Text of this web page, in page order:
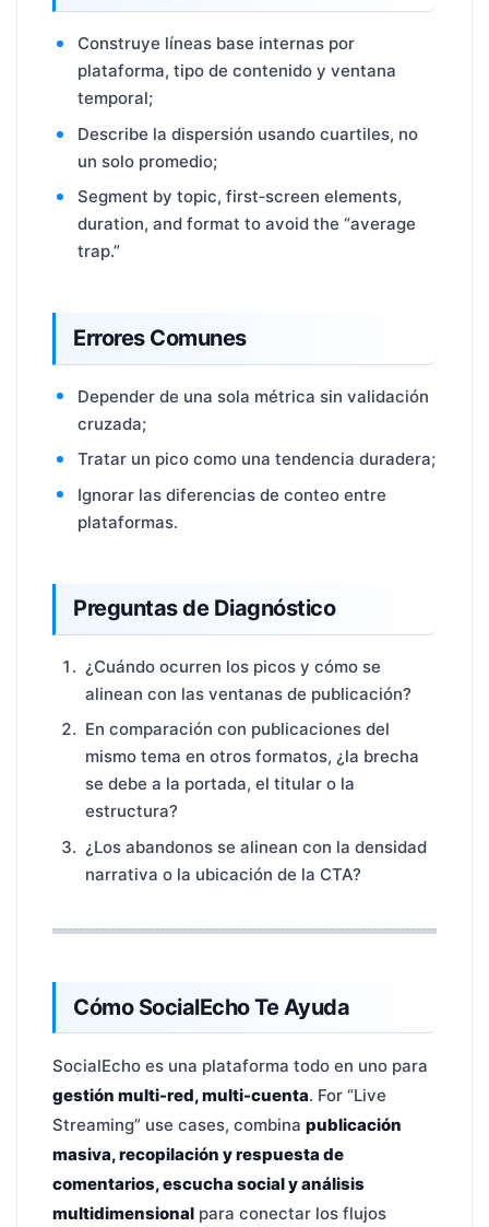
Construye líneas base internas por
plataforma, tipo de contenido y ventana
temporal;
Describe la dispersión usando cuartiles, no
un solo promedio;
Segment by topic, first‑screen elements,
duration, and format to avoid the “average
trap.”
Errores Comunes
Depender de una sola métrica sin validación
cruzada;
Tratar un pico como una tendencia duradera;
Ignorar las diferencias de conteo entre
plataformas.
Preguntas de Diagnóstico
¿Cuándo ocurren los picos y cómo se
alinean con las ventanas de publicación?
En comparación con publicaciones del
mismo tema en otros formatos, ¿la brecha
se debe a la portada, el titular o la
estructura?
¿Los abandonos se alinean con la densidad
narrativa o la ubicación de la CTA?
Cómo SocialEcho Te Ayuda
SocialEcho es una plataforma todo en uno para
gestión multi-red, multi-cuenta. For “Live
Streaming” use cases, combina publicación
masiva, recopilación y respuesta de
comentarios, escucha social y análisis
multidimensional para conectar los flujos